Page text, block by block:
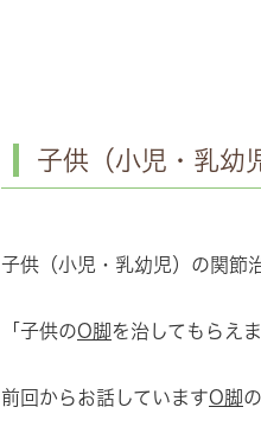
子供（小児・乳幼
子供（小児・乳幼児）の関節
「子供のO脚を治してもらえ
前回からお話していますO脚